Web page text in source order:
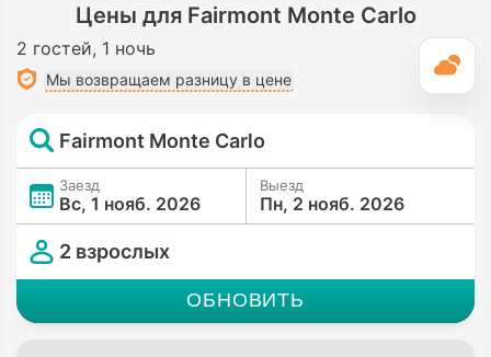
Цены для Fairmont Monte Carlo
2 гостей 1 ночь
Мы возвращаем разницу в цене
Fairmont Monte Carlo
Заезд
Вс, 1 нояб. 2026
Выезд
Пн, 2 нояб. 2026
2 взрослых
ОБНОВИТЬ